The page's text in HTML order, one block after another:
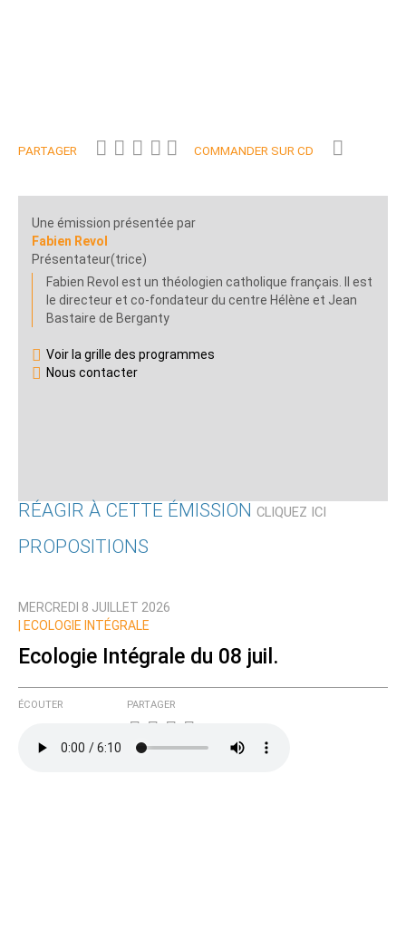
PARTAGER COMMANDER SUR CD
Une émission présentée par
Fabien Revol
Présentateur(trice)
Fabien Revol est un théologien catholique français. Il est
le directeur et co-fondateur du centre Hélène et Jean
Bastaire de Berganty
Voir la grille des programmes
Nous contacter
RÉAGIR À CETTE ÉMISSION CLIQUEZ ICI
Nom
Courriel (non publié)
PROPOSITIONS
MERCREDI 8 JUILLET 2026
ECOLOGIE INTÉGRALE
Ecologie Intégrale du 08 juil.
ÉCOUTER PARTAGER